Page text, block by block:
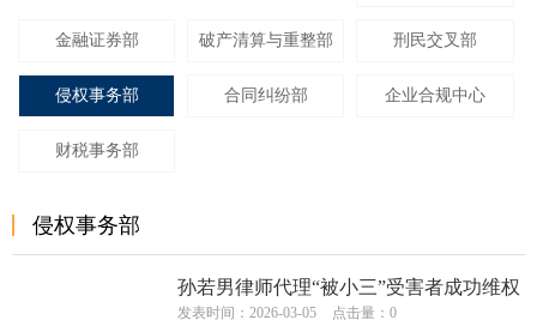
金融证券部 破产清算与重整部 刑民交叉部
侵权事务部 合同纠纷部 企业合规中心
财税事务部
侵权事务部
孙若男律师代理“被小三”受害者成功维权
发表时间：2026-03-05 点击量：0